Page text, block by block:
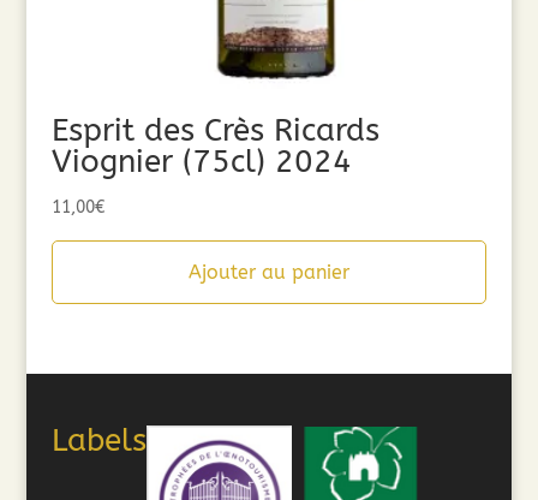
Esprit des Crès Ricards
Viognier (75cl) 2024
11,00€
Ajouter au panier
Labels